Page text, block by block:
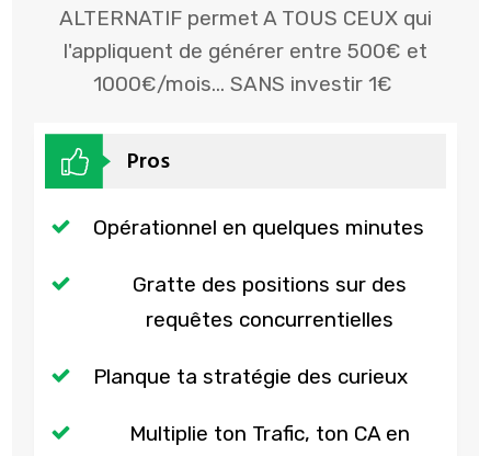
ALTERNATIF permet A TOUS CEUX qui
l'appliquent de générer entre 500€ et
1000€/mois... SANS investir 1€
Pros
Opérationnel en quelques minutes
Gratte des positions sur des
requêtes concurrentielles
Planque ta stratégie des curieux
Multiplie ton Trafic, ton CA en